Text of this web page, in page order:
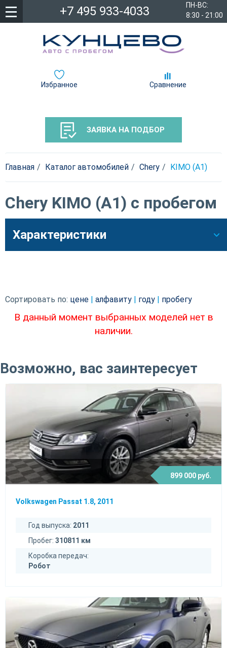
ПН-ВС:
8:30 - 21:00
+7 495 933-4033
Избранное Сравнение
ЗАЯВКА НА ПОДБОР
Главная Каталог автомобилей Chery KIMO (A1)
Chery KIMO (A1) с пробегом
Характеристики
Сортировать по: цене алфавиту году пробегу
В данный момент выбранных моделей нет в
наличии.
Возможно, вас заинтересует
899 000 руб.
Volkswagen Passat 1.8, 2011
Год выпуска: 2011
Пробег: 310811 км
Коробка передач:
Робот